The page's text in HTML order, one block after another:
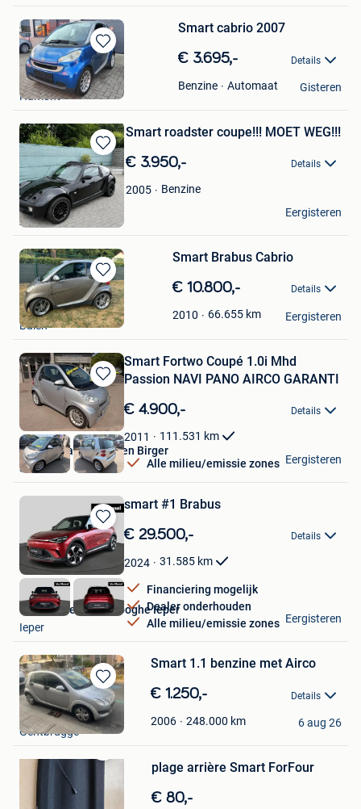
Bewaren
in
Mijn
Favorieten
Smart cabrio 2007
€ 3.695,- Details
Benzine Automaat
A van Meijl
Hamont
Gisteren
Bewaren
in
Mijn
Favorieten
Smart roadster coupe!!! MOET WEG!!!
€ 3.950,- Details
2005
Benzine
steven
Alken
Eergisteren
Bewaren
in
Mijn
Favorieten
Smart Brabus Cabrio
€ 10.800,- Details
2010 66.655 km
Guy Huysmans
Balen
Eergisteren
Bewaren
in
Mijn
Favorieten
Smart Fortwo Coupé 1.0i Mhd
Passion NAVI PANO AIRCO GARANTI
€ 4.900,- Details
2011 111.531 km
Alle milieu/emissie zones
Garage Vanderheyden Birger
Schoten
Eergisteren
Bewaren
in
Mijn
Favorieten
smart #1 Brabus
€ 29.500,- Details
2024 31.585 km
Financiering mogelijk
Dealer onderhouden
Alle milieu/emissie zones
Van Mossel Vereenooghe Ieper
Ieper
Eergisteren
Bewaren
in
Mijn
Favorieten
Smart 1.1 benzine met Airco
€ 1.250,- Details
2006 248.000 km
Sam
Gentbrugge
6 aug 26
Bewaren
Mijn
plage arrière Smart ForFour
€ 80,-